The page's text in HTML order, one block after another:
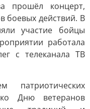
прошёл концерт,
боевых действий. В
участие бойцы
работала
с телеканала ТВ
патриотических
Дню ветеранов